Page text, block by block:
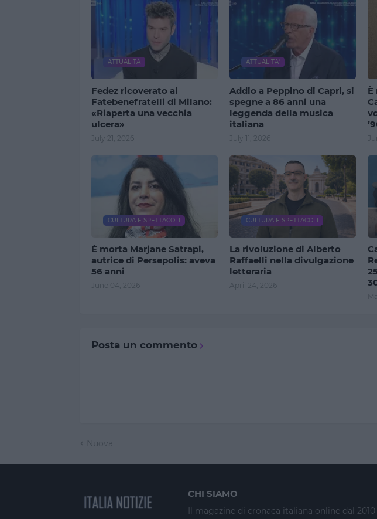
ATTUALITÀ
Fedez ricoverato al
Fatebenefratelli di Milano:
«Riaperta una vecchia
ulcera»
July 21, 2026
ATTUALITA'
Addio a Peppino di Capri, si
spegne a 86 anni una
leggenda della musica
italiana
July 11, 2026
È
CULTURA E SPETTACOLI
È morta Marjane Satrapi,
autrice di Persepolis: aveva
56 anni
June 04, 2026
CULTURA E SPETTACOLI
La rivoluzione di Alberto
Raffaelli nella divulgazione
letteraria
April 24, 2026
Posta un commento
Nuova
CHI SIAMO
Il magazine di cronaca italiana online dal 2010